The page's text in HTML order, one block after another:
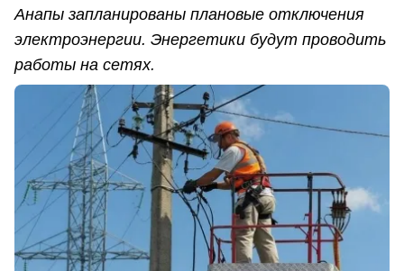
Анапы запланированы плановые отключения
электроэнергии. Энергетики будут проводить
работы на сетях.